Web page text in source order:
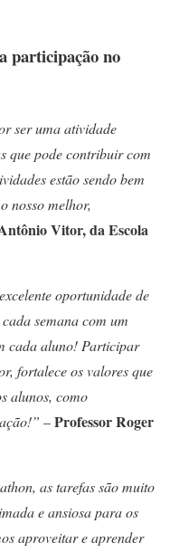
participação no
ser uma atividade
que pode contribuir com
estão sendo bem
nosso melhor,
Vitor, da Escola
oportunidade de
semana com um
cada aluno! Participar
fortalece os valores que
alunos, como
–Professor Roger
as tarefas são muito
e ansiosa para os
aproveitar e aprender